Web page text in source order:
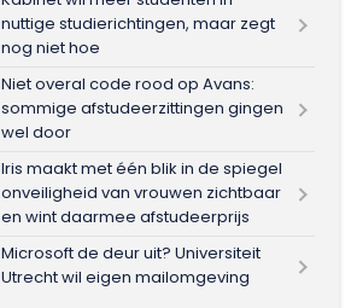
nuttige studierichtingen, maar zegt
nog niet hoe
Niet overal code rood op Avans:
sommige afstudeerzittingen gingen
wel door
Iris maakt met één blik in de spiegel
onveiligheid van vrouwen zichtbaar
en wint daarmee afstudeerprijs
Microsoft de deur uit? Universiteit
Utrecht wil eigen mailomgeving